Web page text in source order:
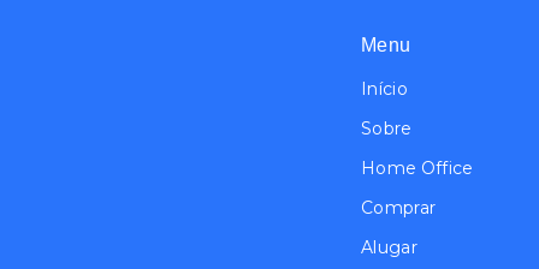
Menu
Início
Sobre
Home Office
Comprar
Alugar